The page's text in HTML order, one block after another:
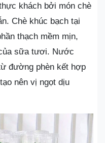
khách bởi món chè
Chè khúc bạch tại
thạch mềm mịn,
sữa tươi. Nước
đường phèn kết hợp
nên vị ngọt dịu